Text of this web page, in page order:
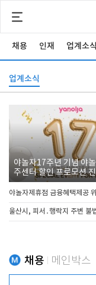
채용 인재 업계소식
업계소식
야놀자17주년 기념 야
주센터 할인 프로모션
야놀자제휴점 금융혜택제공
울산시, 피서․행락지 주변 불
채용 메인박스